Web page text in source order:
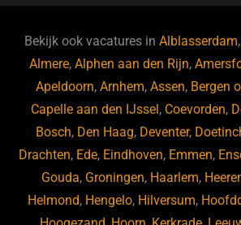
b
o
o
k
d
s
a
m
ky dI
n
Bekijk ook vacatures inAlblasserdam
Almere,Alphen aan den Rijn,
Apeldoorn,Arnhem,Assen, Bergen
Capelle aan den IJssel, Coevorden,
Bosch, Den Haag, Deventer,
Drachten, Ede, Eindhoven, Emmen,
Gouda, Groningen, Haarlem,
Helmond, Hengelo, Hilversum,